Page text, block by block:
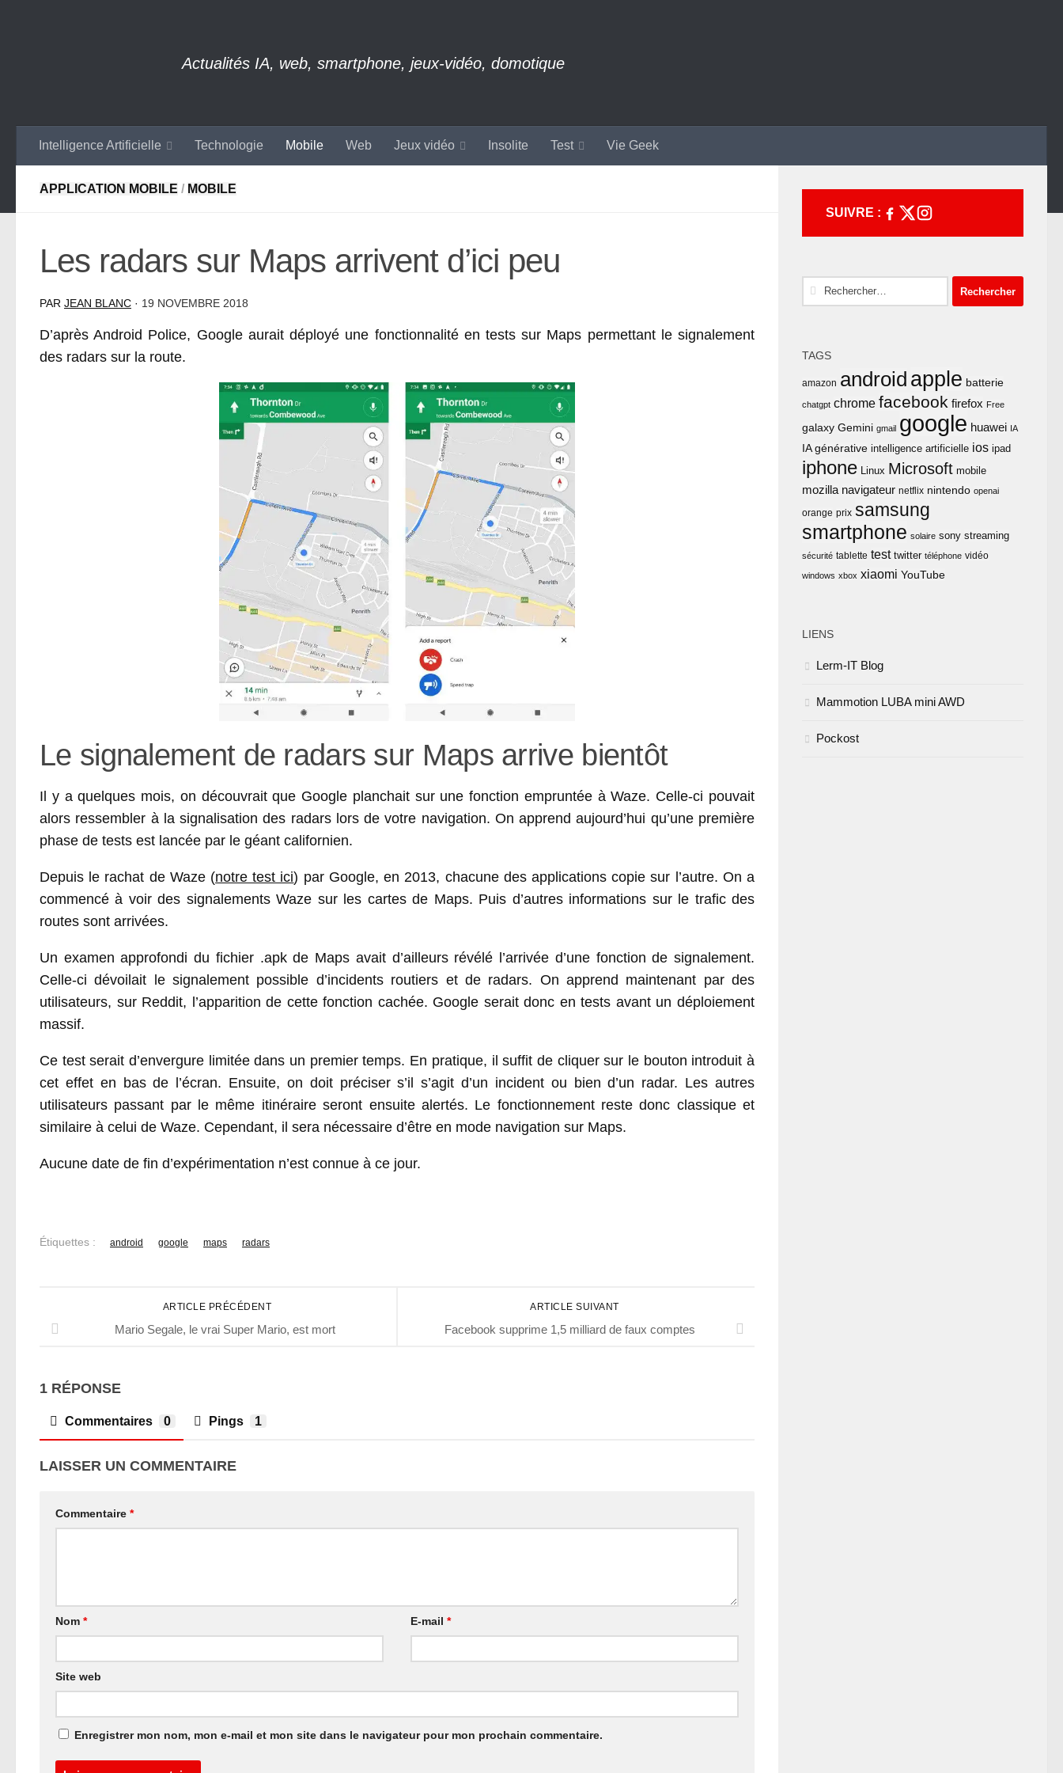
Actualités IA, web, smartphone, jeux-vidéo, domotique
Intelligence Artificielle Technologie Mobile Web Jeux vidéo Insolite Test Vie Geek
APPLICATION MOBILE / MOBILE
Les radars sur Maps arrivent d’ici peu
PAR JEAN BLANC · 19 NOVEMBRE 2018
D’après Android Police, Google aurait déployé une fonctionnalité en tests sur Maps permettant le signalement
des radars sur la route.
Le signalement de radars sur Maps arrive bientôt
Il y a quelques mois, on découvrait que Google planchait sur une fonction empruntée à Waze. Celle-ci pouvait
alors ressembler à la signalisation des radars lors de votre navigation. On apprend aujourd’hui qu’une première
phase de tests est lancée par le géant californien.
Depuis le rachat de Waze (notre test ici) par Google, en 2013, chacune des applications copie sur l’autre. On a
commencé à voir des signalements Waze sur les cartes de Maps. Puis d’autres informations sur le trafic des
routes sont arrivées.
Un examen approfondi du fichier .apk de Maps avait d’ailleurs révélé l’arrivée d’une fonction de signalement.
Celle-ci dévoilait le signalement possible d’incidents routiers et de radars. On apprend maintenant par des
utilisateurs, sur Reddit, l’apparition de cette fonction cachée. Google serait donc en tests avant un déploiement
massif.
Ce test serait d’envergure limitée dans un premier temps. En pratique, il suffit de cliquer sur le bouton introduit à
cet effet en bas de l’écran. Ensuite, on doit préciser s’il s’agit d’un incident ou bien d’un radar. Les autres
utilisateurs passant par le même itinéraire seront ensuite alertés. Le fonctionnement reste donc classique et
similaire à celui de Waze. Cependant, il sera nécessaire d’être en mode navigation sur Maps.
Aucune date de fin d’expérimentation n’est connue à ce jour.
Étiquettes : android google maps radars
ARTICLE SUIVANT
Facebook supprime 1,5 milliard de faux comptes
ARTICLE PRÉCÉDENT
Mario Segale, le vrai Super Mario, est mort
1 RÉPONSE
Commentaires 0 Pings 1
LAISSER UN COMMENTAIRE
Commentaire *
Nom * E-mail*
Site web
Enregistrer mon nom, mon e-mail et mon site dans le navigateur pour mon prochain commentaire.
SUIVRE :
Rechercher :
TAGS
amazon android apple batterie
chatgpt chrome facebook firefox Free
galaxy Gemini gmail google huawei IA
IA générative intelligence artificielle ios ipad
iphone Linux Microsoft mobile
mozilla navigateur netflix nintendo openai
orange prix samsung
smartphone solaire sony streaming
sécurité tablette test twitter téléphone vidéo
windows xbox xiaomi YouTube
LIENS
Lerm-IT Blog
Mammotion LUBA mini AWD
Pockost